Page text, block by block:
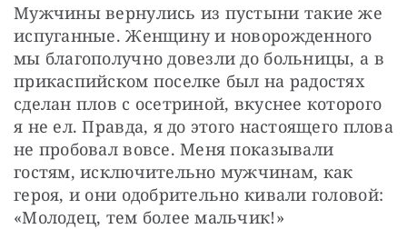
Мужчины вернулись из пустыни такие же
испуганные. Женщину и новорожденного
мы благополучно довезли до больницы, а в
прикаспийском поселке был на радостях
сделан плов с осетриной, вкуснее которого
я не ел. Правда, я до этого настоящего плова
не пробовал вовсе. Меня показывали
гостям, исключительно мужчинам, как
героя, и они одобрительно кивали головой:
«Молодец, тем более мальчик!»